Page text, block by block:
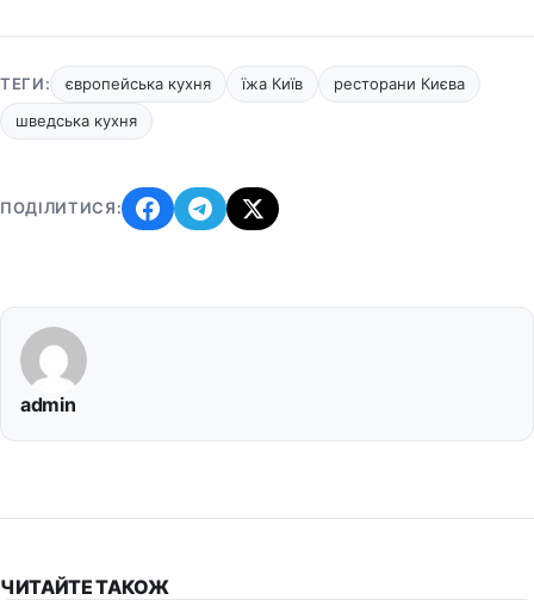
ТЕГИ: європейська кухня їжа Київ
ресторани Києва
шведська кухня
ПОДІЛИТИСЯ:
admin
ЧИТАЙТЕ ТАКОЖ